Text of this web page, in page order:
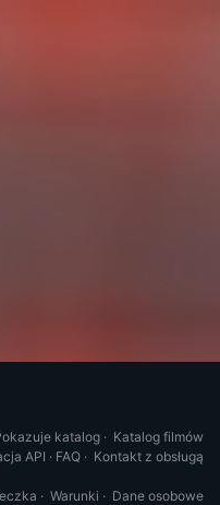
katalog · Katalog filmów
API · FAQ · Kontakt z obsługą
· Warunki · Dane osobowe